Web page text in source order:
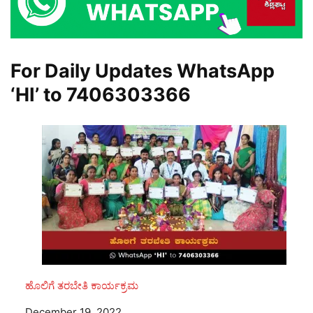
For Daily Updates WhatsApp
‘HI’ to 7406303366
ಹೊಲಿಗೆ ತರಬೇತಿ ಕಾರ್ಯಕ್ರಮ